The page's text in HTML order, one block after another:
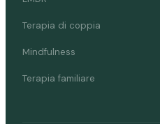
Terapia di coppia
Mindfulness
Terapia familiare